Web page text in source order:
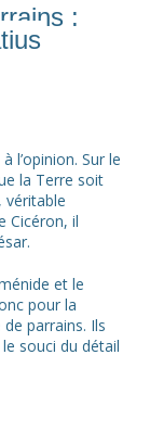
:
l’opinion. Sur le
la Terre soit
, véritable
Cicéron, il
et le
pour la
parrains. Ils
souci du détail